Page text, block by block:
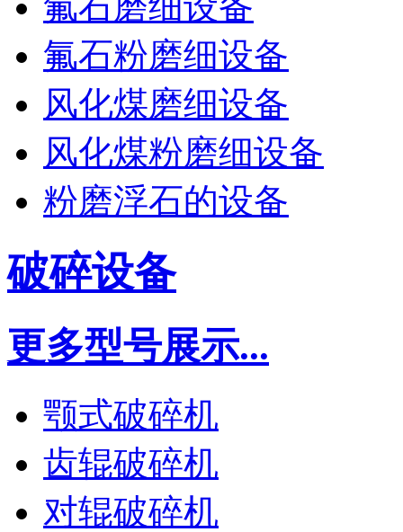
氟石粉磨细设备
风化煤磨细设备
风化煤粉磨细设备
粉磨浮石的设备
破碎设备
更多型号展示...
颚式破碎机
齿辊破碎机
对辊破碎机